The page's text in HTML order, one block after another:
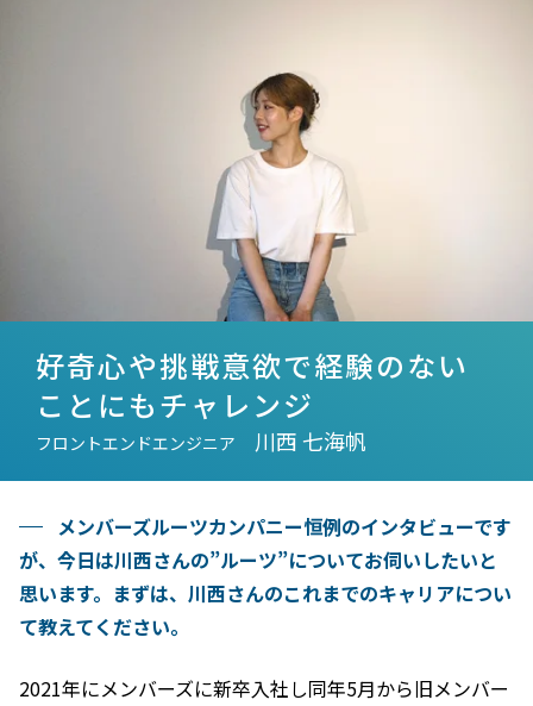
好奇心や挑戦意欲で経験のない
ことにもチャレンジ
フロントエンドエンジニア 川西 七海帆
メンバーズルーツカンパニー恒例のインタビューです
が、今日は川西さんの”ルーツ”についてお伺いしたいと
思います。まずは、川西さんのこれまでのキャリアについ
て教えてください。
2021年にメンバーズに新卒入社し同年5月から旧メンバー